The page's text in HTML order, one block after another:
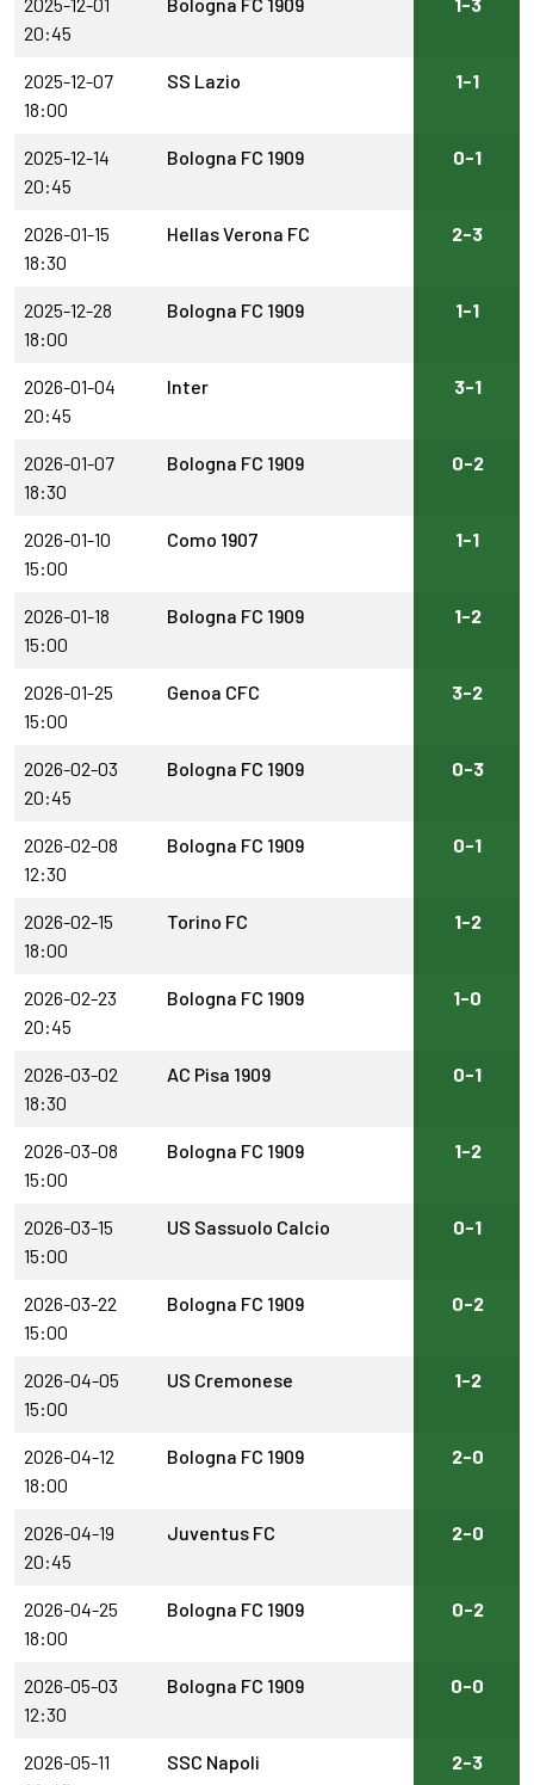
20:45
2025-12-07
18:00
SS Lazio 1-1
2025-12-14
20:45
Bologna FC 1909 0-1
2026-01-15
18:30
Hellas Verona FC 2-3
2025-12-28
18:00
Bologna FC 1909 1-1
2026-01-04
20:45
Inter 3-1
2026-01-07
18:30
Bologna FC 1909 0-2
2026-01-10
15:00
Como 1907 1-1
2026-01-18
15:00
Bologna FC 1909 1-2
2026-01-25
15:00
Genoa CFC 3-2
2026-02-03
20:45
Bologna FC 1909 0-3
2026-02-08
12:30
Bologna FC 1909 0-1
2026-02-15
18:00
Torino FC 1-2
2026-02-23
20:45
Bologna FC 1909 1-0
2026-03-02
18:30
AC Pisa 1909 0-1
2026-03-08
15:00
Bologna FC 1909 1-2
2026-03-15
15:00
US Sassuolo Calcio 0-1
2026-03-22
15:00
Bologna FC 1909 0-2
2026-04-05
15:00
US Cremonese 1-2
2026-04-12
18:00
Bologna FC 1909 2-0
2026-04-19
20:45
Juventus FC 2-0
2026-04-25
18:00
Bologna FC 1909 0-2
2026-05-03
12:30
Bologna FC 1909 0-0
2026-05-11
SSC Napoli 2-3